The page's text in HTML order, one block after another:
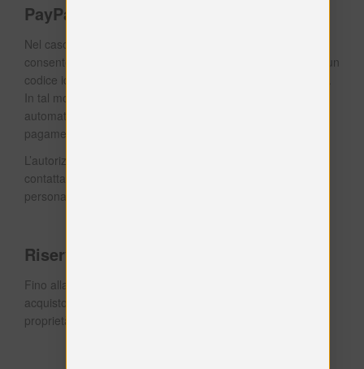
PayPal
Nel caso in cui l’Utente autorizzi la funzione PayPal che
consente acquisti futuri, questa Applicazione memorizzerà un
codice identificativo collegato all’account PayPal dell’Utente.
In tal modo questa Applicazione potrà elaborare
automaticamente i pagamenti per acquisti futuri o per il
pagamento di rate periodiche di un acquisto pregresso.
L’autorizzazione può essere revocata in ogni momento
contattando il Titolare o modificando le impostazioni
personali di PayPal.
Riserva di proprietà
Fino alla ricezione del pagamento del prezzo integrale di
acquisto da parte del Titolare, l’Utente non acquista la
proprietà dei Prodotti ordinati.